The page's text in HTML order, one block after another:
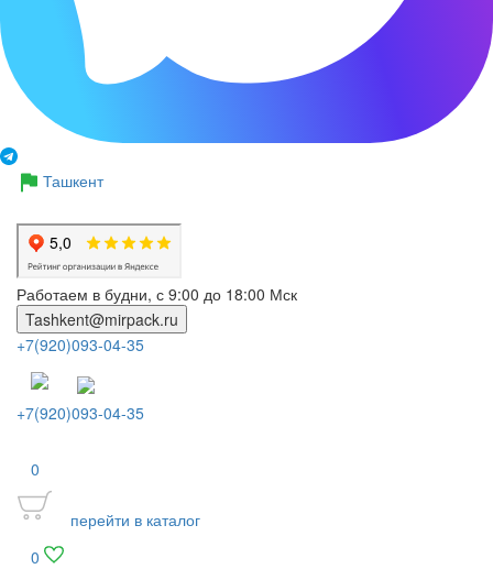
Ташкент
Работаем в будни, с 9:00 до 18:00 Мск
Tashkent@mirpack.ru
+7(920)093-04-35
+7(920)093-04-35
0
перейти в каталог
0